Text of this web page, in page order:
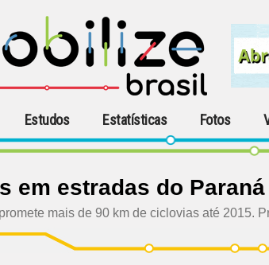
Estudos Estatísticas Fotos
em estradas do
mais de 90 km de ciclovias até 2015.